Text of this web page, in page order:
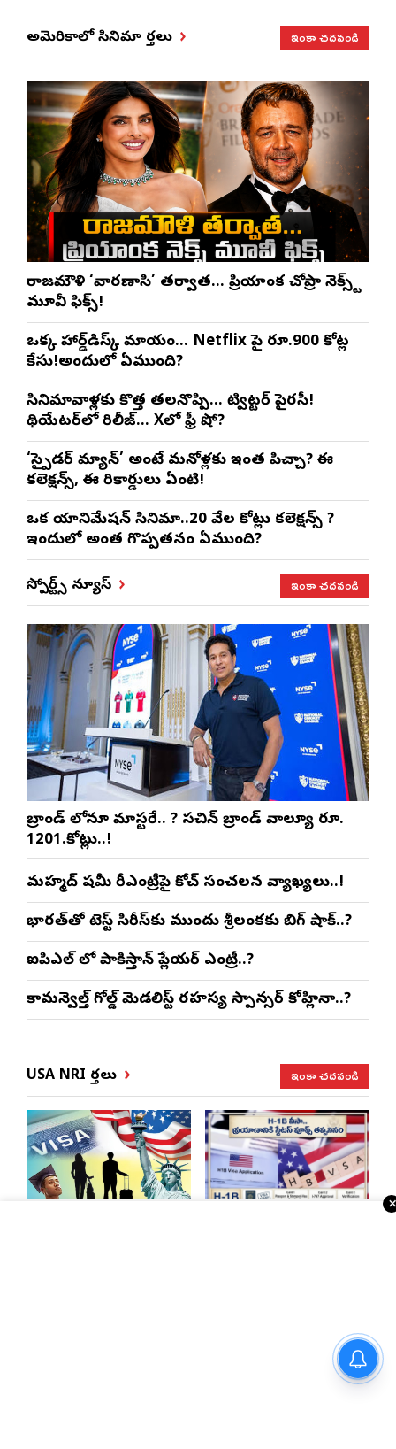
అమెరికాలో సినిమా వార్తలు ఇంకా చదవండి
రాజమౌళి ‘వారణాసి’ తర్వాత… ప్రియాంక చోప్రా నెక్స్ట్
మూవీ ఫిక్స్!
ఒక్క హార్డ్‌డిస్క్ మాయం… Netflix పై రూ.900 కోట్ల
కేసు!అందులో ఏముంది?
సినిమావాళ్లకు కొత్త తలనొప్పి… ట్విట్టర్ పైరసీ!
థియేటర్‌లో రిలీజ్… Xలో ఫ్రీ షో?
‘స్పైడర్ మ్యాన్’ అంటే మనోళ్లకు ఇంత పిచ్చా? ఈ
కలెక్షన్స్, ఈ రికార్డులు ఏంటి!
ఒక యానిమేషన్ సినిమా..20 వేల కోట్లు కలెక్షన్స్ ?
ఇందులో అంత గొప్పతనం ఏముంది?
స్పోర్ట్స్ న్యూస్ ఇంకా చదవండి
బ్రాండ్ లోనూ మాస్టరే.. ? సచిన్ బ్రాండ్ వాల్యూ రూ.
1201.కోట్లు..!
మహ్మద్ షమీ రీఎంట్రీపై కోచ్ సంచలన వ్యాఖ్యలు..!
భారత్‌తో టెస్ట్ సిరీస్‌కు ముందు శ్రీలంకకు బిగ్ షాక్..?
ఐపిఎల్ లో పాకిస్తాన్ ప్లేయర్ ఎంట్రీ..?
కామన్వెల్త్ గోల్డ్ మెడలిస్ట్ రహస్య స్పాన్సర్ కోహ్లినా..?
USA NRI వార్తలు ఇంకా చదవండి
సెయింట్ లూయిస్‌లో
నాట్స్ ఉచిత వైద్య శిబిరం